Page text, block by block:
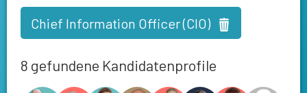
Chief Information Officer (CIO)
8 gefundene Kandidatenprofile